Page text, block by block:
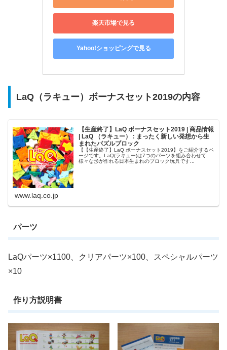
楽天市場で見る
Yahoo!ショッピングで見る
LaQ（ラキュー）ボーナスセット2019の内容
【生産終了】LaQ ボーナスセット2019 | 商品情報
| LaQ （ラキュー） : まったく新しい発想から生
まれたパズルブロック
【【生産終了】LaQ ボーナスセット2019】をご紹介するペ
ージです。LaQ(ラキュー)は7つのパーツを組み合わせて
様々な形が作れる日本生まれのブロック玩具です...
www.laq.co.jp
パーツ
LaQパーツ×1100、クリアパーツ×100、スペシャルパーツ
×10
作り方説明書